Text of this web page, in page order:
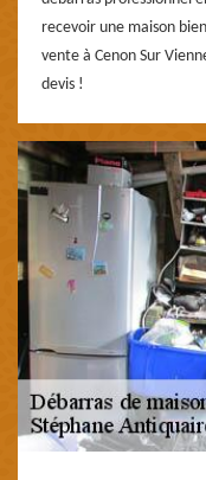
recevoir une maison
vente à Cenon Sur
devis !